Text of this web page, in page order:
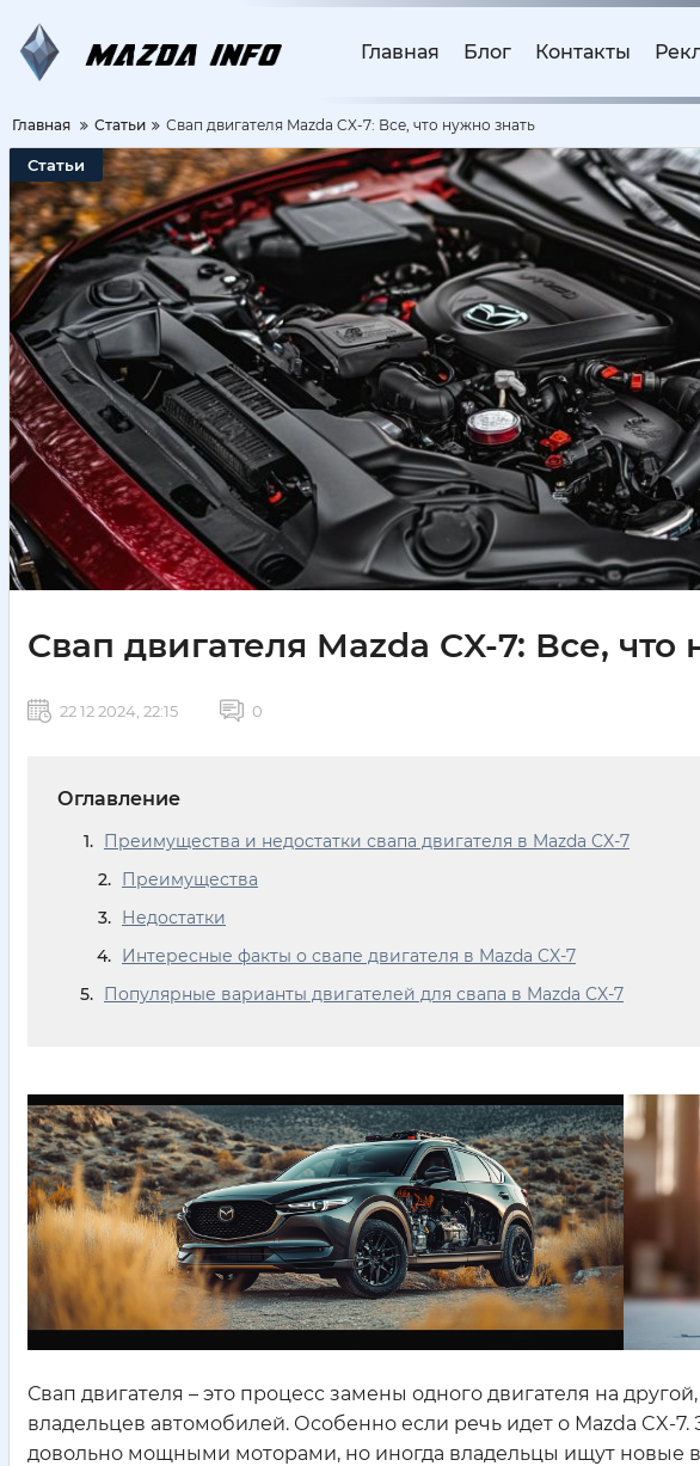
Главная Блог Контакты
Главная Статьи Свап двигателя Mazda CX-7: Все, что нужно знать
Статьи
Свап двигателя Mazda CX-7: Все, что
22 12 2024, 22:15 0
Оглавление
Преимущества и недостатки свапа двигателя в Mazda CX-7
Преимущества
Недостатки
Интересные факты о свапе двигателя в Mazda CX-7
Популярные варианты двигателей для свапа в Mazda CX-7
Свап двигателя – это процесс замены одного двигателя на
владельцев автомобилей. Особенно если речь идет о Mazda CX-
довольно мощными моторами, но иногда владельцы ищут новые